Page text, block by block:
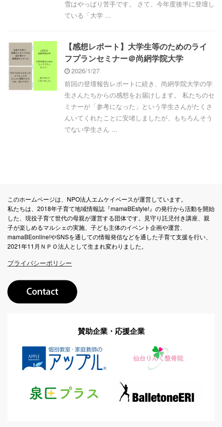
雪はやっぱり苦手です。 さて、今年度後半に登壇し
ている「大学 ...
【感想レポート】大学生等のためのライ
フプランセミナー＠尚絅学院大学
2026/1/27
前回の登壇報告レポートに続き、尚絅学院大学の学
生さんたちからの感想をお届けします。 私たちのセ
ミナーが「参考になった」という学生さんがたくさ
んいてくれたことに安堵しましたが、もちろんそう
でない学生さん ...
このホームページは、NPO法人エムケイベースが運営しています。
私たちは、2018年子育て地域情報誌『mamaBEstyle!』の発行から活動を開始
した、現役子育て世代の母親が運営する団体です。見守り託児付き講座、親
子が楽しめるマルシェの実施、子ども主体のイベント企画や運営、
mamaBEonline!やSNSを通しての情報発信などを通した子育て支援を行い、
2021年11月ＮＰＯ法人として生まれ変わりました。
プライバシーポリシー
賛助企業・応援企業